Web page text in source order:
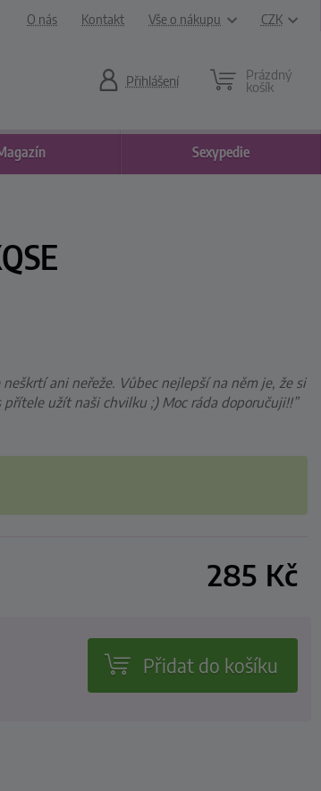
O nás Kontakt Vše o nákupu CZK
Přihlášení Prázdný
košík
ani neřeže. Vůbec nejlepší na něm je, že si
užít naši chvilku ;) Moc ráda doporučuji!!”
285 Kč
Přidat do košíku
Magazín Sexypedie